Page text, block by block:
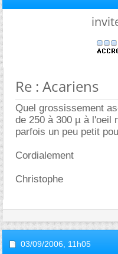
Re : Acariens
Quel grossissement
de 250 à 300 µ à l'oeil
parfois un peu petit
Cordialement
Christophe
03/09/2006, 11h05